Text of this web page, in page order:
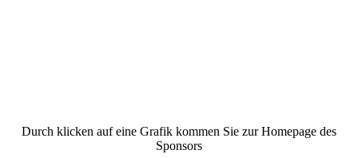
Durch klicken auf eine Grafik kommen Sie zur Homepage des
Sponsors